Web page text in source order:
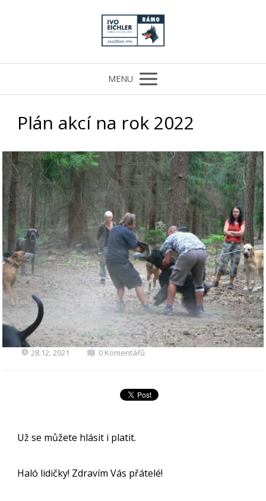
MENU
Plán akcí na rok 2022
28.12. 2021 0 Komentářů
Už se můžete hlásit i platit.
Haló lidičky! Zdravím Vás přátelé!